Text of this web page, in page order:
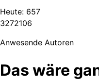
Heute: 657
3272106
Anwesende Autoren
Das wäre